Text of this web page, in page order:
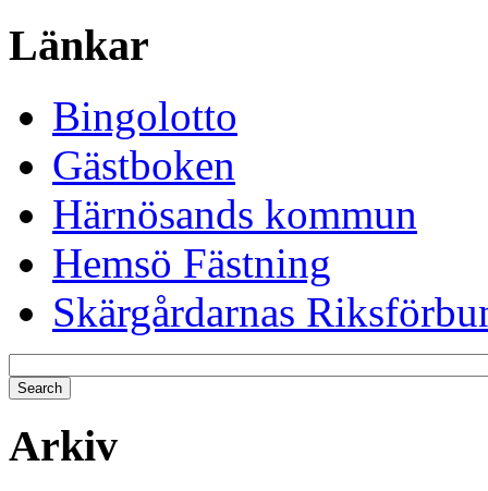
Länkar
Bingolotto
Gästboken
Härnösands kommun
Hemsö Fästning
Skärgårdarnas
Arkiv